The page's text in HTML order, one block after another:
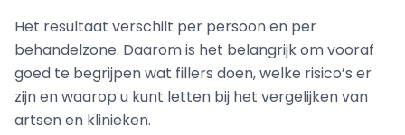
Het resultaat verschilt per persoon en per
behandelzone. Daarom is het belangrijk om vooraf
goed te begrijpen wat fillers doen, welke risico’s er
zijn en waarop u kunt letten bij het vergelijken van
artsen en klinieken.